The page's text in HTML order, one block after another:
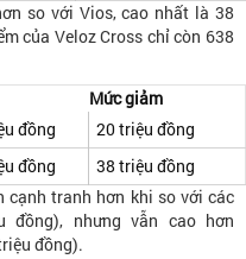
so với Vios, cao nhất là 38
của Veloz Cross chỉ còn 638
Mức giảm
đồng
20 triệu đồng
đồng
38 triệu đồng
cạnh tranh hơn khi so với các
đồng), nhưng vẫn cao hơn
đồng).